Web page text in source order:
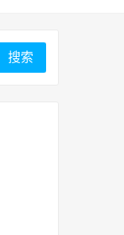
搜索